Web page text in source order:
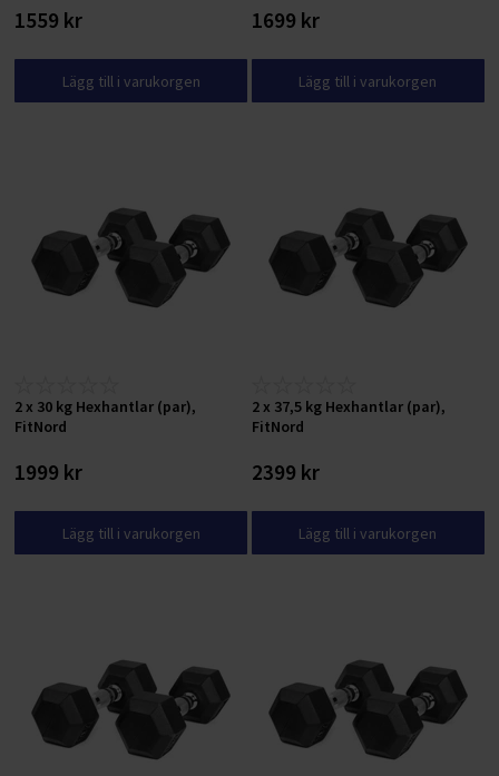
1559 kr
Lägg till i varukorgen
1699 kr
Lägg till i varukorgen
2 x 30 kg Hexhantlar (par),
FitNord
1999 kr
Lägg till i varukorgen
2 x 37,5 kg Hexhantlar (par),
FitNord
2399 kr
Lägg till i varukorgen